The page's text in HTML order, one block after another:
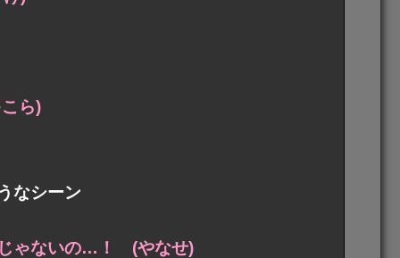
ら)
なシーン
ゃないの…！ (やなせ)